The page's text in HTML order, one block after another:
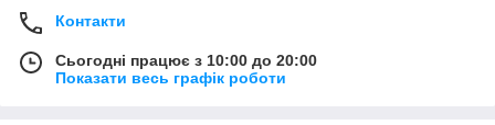
Контакти
Сьогодні працює з 10:00 до 20:00
Показати весь графік роботи